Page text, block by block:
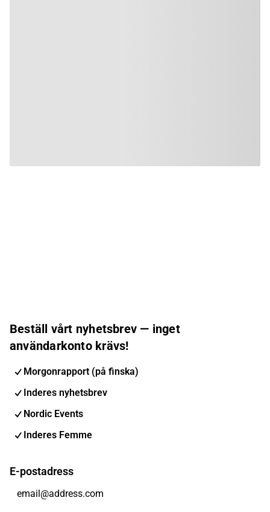
Beställ vårt nyhetsbrev — inget
användarkonto krävs!
Morgonrapport (på finska)
Inderes nyhetsbrev
Nordic Events
Inderes Femme
E-postadress